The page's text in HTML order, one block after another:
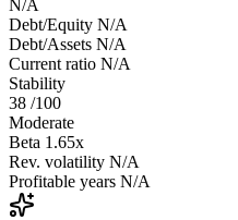
N/A
Debt/Equity N/A
Debt/Assets N/A
Current ratio N/A
Stability
38 /100
Moderate
Beta 1.65x
Rev. volatility N/A
Profitable years N/A